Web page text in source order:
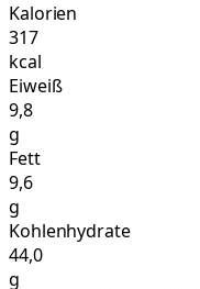
Kalorien
317
kcal
Eiweiß
9,8
g
Fett
9,6
g
Kohlenhydrate
44,0
g